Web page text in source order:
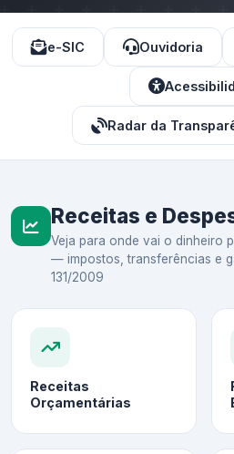
e-SIC Ouvidoria
Radar da
Receitas e
Veja para onde vai o dinheiro
— impostos, transferências e
131/2009
Receitas
Orçamentárias